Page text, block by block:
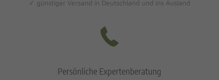
✓ günstiger Versand in Deutschland und ins Ausland
Persönliche Expertenberatung